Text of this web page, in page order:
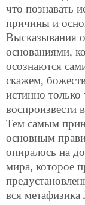
что познавать
причины и
Высказывания
основаниями,
осознаются
скажем,
истинно
воспроизвести
Тем самым
основным
опиралось на
мира, которое
вся